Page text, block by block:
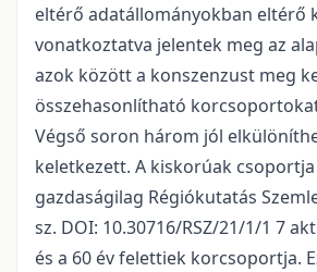
eltérő adatállományokban eltérő
vonatkoztatva jelentek meg az
azok között a konszenzust meg
összehasonlítható
Végső soron három jól
keletkezett. A kiskorúak csoportja
gazdaságilag Régiókutatás
sz. DOI: 10.30716/RSZ/21/1/1 7
és a 60 év felettiek korcsoportja.